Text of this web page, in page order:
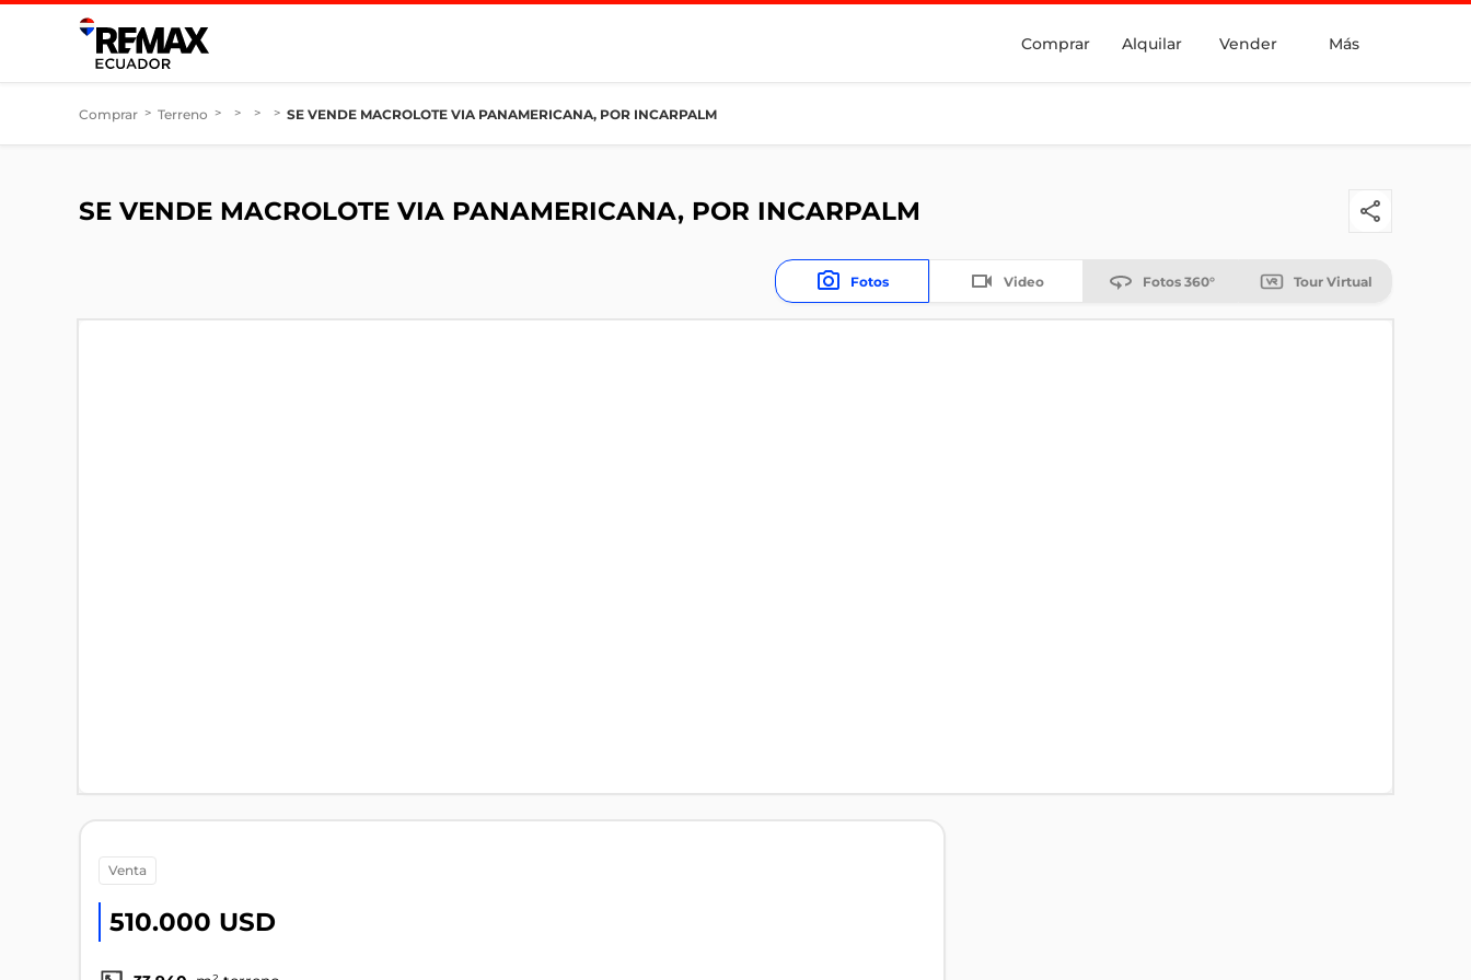
Comprar Alquilar Vender Más
Comprar > Terreno > > > > SE VENDE MACROLOTE VIA PANAMERICANA, POR INCARPALM
SE VENDE MACROLOTE VIA PANAMERICANA, POR INCARPALM
Fotos Video Fotos 360° Tour Virtual
venta
510.000 USD